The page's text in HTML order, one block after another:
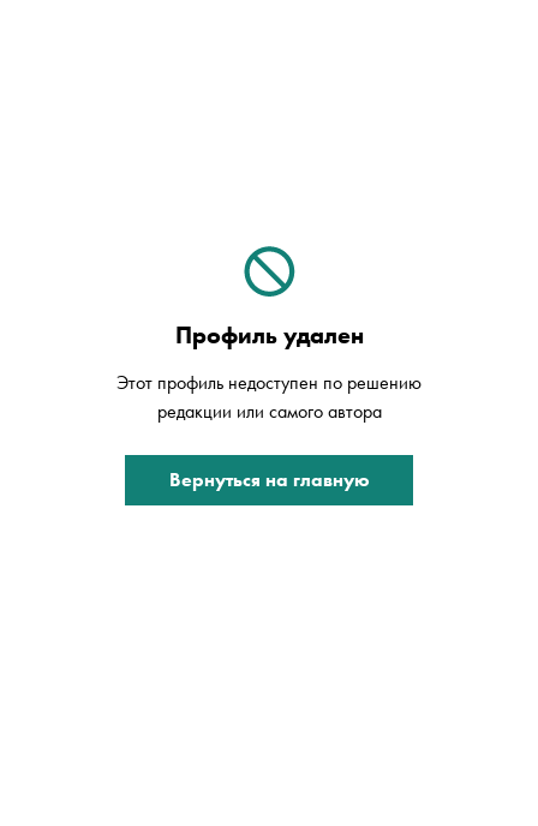
Профиль удален
Этот профиль недоступен по решению
редакции или самого автора
Вернуться на главную